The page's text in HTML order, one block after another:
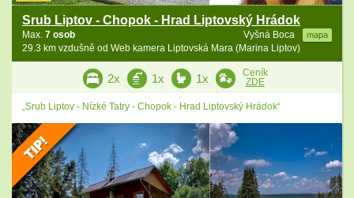
Srub Liptov - Chopok - Hrad Liptovský Hrádok
Vyšná Boca mapa
Max. 7 osob
29.3 km vzdušně od Web kamera Liptovská Mara (Marina Liptov)
2x 1x 1x
Ceník
ZDE
„Srub Liptov - Nízké Tatry - Chopok - Hrad Liptovský Hrádok“